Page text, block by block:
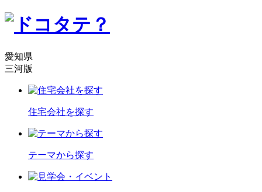
愛知県
三河版
住宅会社を探す
テーマから探す